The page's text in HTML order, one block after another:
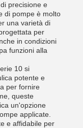
precisione e
di pompe è molto
una varietà di
per
in condizioni
funzioni alla
10 si
potente e
per fornire
queste
un'opzione
applicate.
e affidabile per